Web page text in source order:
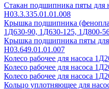
Стакан подшипника пяты для
Н03.3.335.01.01.008
Крышка подшипника
1Д630-90, 1Д630-125, 1Д800-
Крышка подшипника пяты для
Н03.649.01.01.007
Колесо рабочее для насоса
Колесо рабочее для насоса
Колесо рабочее для насоса
Кольцо уплотняющее для